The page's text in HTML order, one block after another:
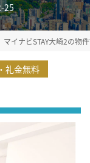
25
マイナビSTAY大崎2の物
礼金無料